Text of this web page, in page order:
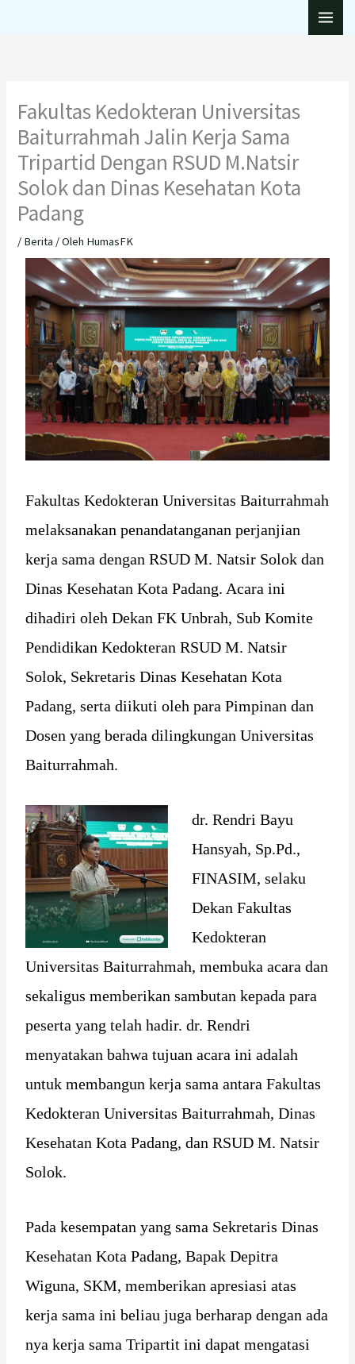
Fakultas Kedokteran Universitas
Baiturrahmah Jalin Kerja Sama
Tripartid Dengan RSUD M.Natsir
Solok dan Dinas Kesehatan Kota
Padang
/ Berita / Oleh HumasFK
Fakultas Kedokteran Universitas Baiturrahmah
melaksanakan penandatanganan perjanjian
kerja sama dengan RSUD M. Natsir Solok dan
Dinas Kesehatan Kota Padang. Acara ini
dihadiri oleh Dekan FK Unbrah, Sub Komite
Pendidikan Kedokteran RSUD M. Natsir
Solok, Sekretaris Dinas Kesehatan Kota
Padang, serta diikuti oleh para Pimpinan dan
Dosen yang berada dilingkungan Universitas
Baiturrahmah.
dr. Rendri Bayu
Hansyah, Sp.Pd.,
FINASIM, selaku
Dekan Fakultas
Kedokteran
Universitas Baiturrahmah, membuka acara dan
sekaligus memberikan sambutan kepada para
peserta yang telah hadir. dr. Rendri
menyatakan bahwa tujuan acara ini adalah
untuk membangun kerja sama antara Fakultas
Kedokteran Universitas Baiturrahmah, Dinas
Kesehatan Kota Padang, dan RSUD M. Natsir
Solok.
Pada kesempatan yang sama Sekretaris Dinas
Kesehatan Kota Padang, Bapak Depitra
Wiguna, SKM, memberikan apresiasi atas
kerja sama ini beliau juga berharap dengan ada
nya kerja sama Tripartit ini dapat mengatasi